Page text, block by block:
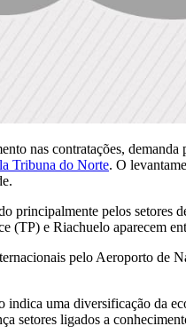
nas contratações,
Tribuna do Norte. O
pelos setores
(TP) e Riachuelo aparecem
pelo Aeroporto de
uma diversificação da
setores ligados a